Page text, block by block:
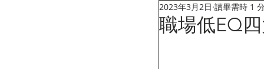
職場低EQ
2023年3月2日 讀畢需時 1